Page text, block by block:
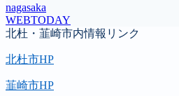
nagasaka
WEBTODAY
北杜・韮崎市内情報リンク
北杜市HP
韮崎市HP